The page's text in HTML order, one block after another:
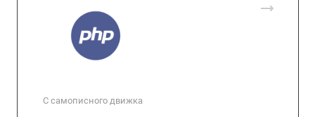
С самописного движка